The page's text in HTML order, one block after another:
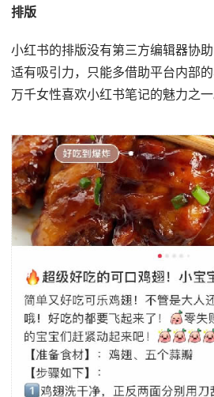
排版
小红书的排版没有第三方编辑器协
适有吸引力，只能多借助平台内部
万千女性喜欢小红书笔记的魅力之一